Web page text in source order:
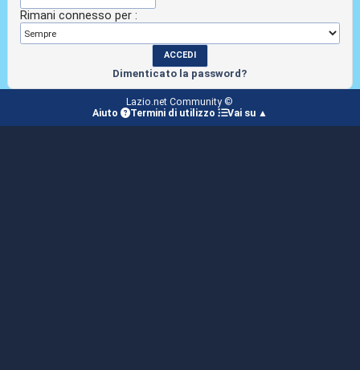
Rimani connesso per :
Dimenticato la password?
Lazio.net Community ©
Aiuto
Termini di utilizzo Vai su ▲